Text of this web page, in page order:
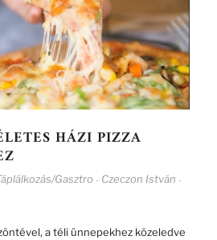
HÁZI PIZZA
Gasztro - Czeczon István -
a téli ünnepekhez közeledve